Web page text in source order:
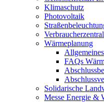
Klimaschutz
Photovoltaik
Wärmeplanung
Allgemeines
FAQs
Solidarische
Messe Energie &